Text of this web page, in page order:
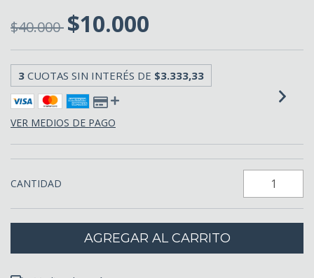
$40.000 $10.000
3 CUOTAS SIN INTERÉS DE $3.333,33
VER MEDIOS DE PAGO
CANTIDAD